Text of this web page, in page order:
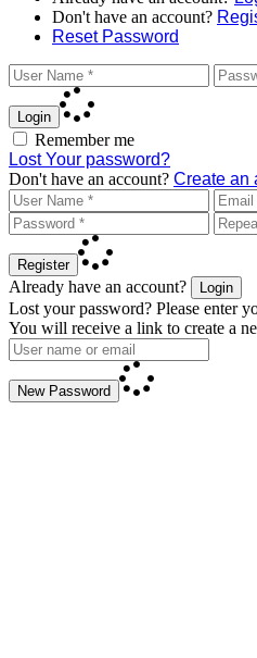
Don't have an account?
Reset Password
Login
Remember me
Lost Your password?
Don't have an account? Create an
Register
Already have an account? Login
Lost your password? Please enter
You will receive a link to create a
New Password